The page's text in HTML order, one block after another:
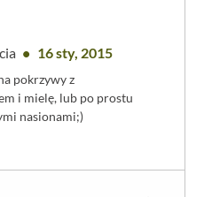
16 sty, 2015
pokrzywy z
i mielę, lub po prostu
nasionami;)